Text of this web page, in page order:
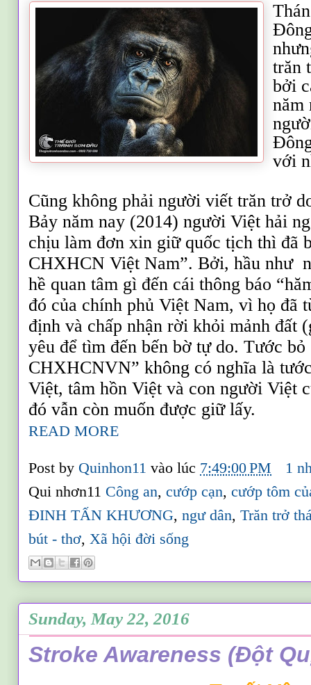
trăn
bởi
năm
với
Cũng không phải người viết trăn trở
Bảy năm nay (2014) người Việt hải
chịu làm đơn xin giữ quốc tịch thì đã
CHXHCN Việt Nam”. Bởi, hầu như
hề quan tâm gì đến cái thông báo
đó của chính phủ Việt Nam, vì họ đã
định và chấp nhận rời khỏi mảnh đất
yêu để tìm đến bến bờ tự do. Tước bỏ
CHXHCNVN” không có nghĩa là
Việt, tâm hồn Việt và con người Việt
đó vẫn còn muốn được giữ lấy.
READ MORE
Post by Quinhon11vào lúc 7:49:00 PM
1
Qui nhơn11 Công an,cướp cạn,cướp tôm
ĐINH TẤN KHƯƠNG,ngư dân,Trăn trở
bút - thơ,Xã hội đời sống
Sunday, May 22, 2016
Stroke Awareness (Đột